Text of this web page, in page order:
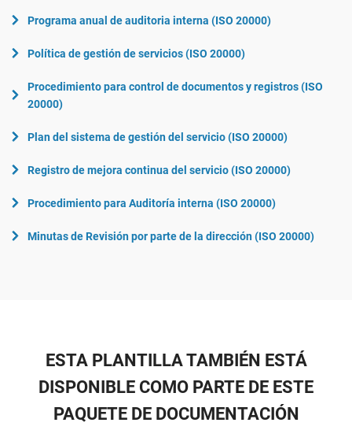
Programa anual de auditoria interna (ISO 20000)
Política de gestión de servicios (ISO 20000)
Procedimiento para control de documentos y registros (ISO
20000)
Plan del sistema de gestión del servicio (ISO 20000)
Registro de mejora continua del servicio (ISO 20000)
Procedimiento para Auditoría interna (ISO 20000)
Minutas de Revisión por parte de la dirección (ISO 20000)
ESTA PLANTILLA TAMBIÉN ESTÁ
DISPONIBLE COMO PARTE DE ESTE
PAQUETE DE DOCUMENTACIÓN